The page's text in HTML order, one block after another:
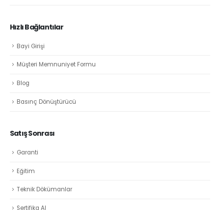
Hızlı Bağlantılar
Bayi Girişi
Müşteri Memnuniyet Formu
Blog
Basınç Dönüştürücü
Satış Sonrası
Garanti
Eğitim
Teknik Dökümanlar
Sertifika Al